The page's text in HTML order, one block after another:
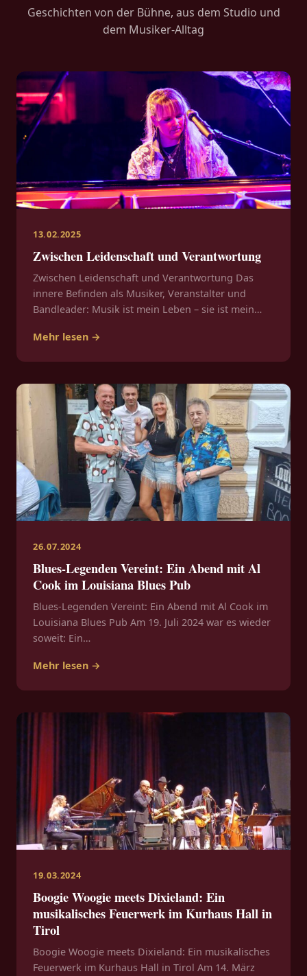
Geschichten von der Bühne, aus dem Studio und
dem Musiker-Alltag
13.02.2025
Zwischen Leidenschaft und Verantwortung
Zwischen Leidenschaft und Verantwortung Das
innere Befinden als Musiker, Veranstalter und
Bandleader: Musik ist mein Leben – sie ist mein…
Mehr lesen →
26.07.2024
Blues-Legenden Vereint: Ein Abend mit Al
Cook im Louisiana Blues Pub
Blues-Legenden Vereint: Ein Abend mit Al Cook im
Louisiana Blues Pub Am 19. Juli 2024 war es wieder
soweit: Ein…
Mehr lesen →
19.03.2024
Boogie Woogie meets Dixieland: Ein
musikalisches Feuerwerk im Kurhaus Hall in
Tirol
Boogie Woogie meets Dixieland: Ein musikalisches
Feuerwerk im Kurhaus Hall in Tirol Am 14. März